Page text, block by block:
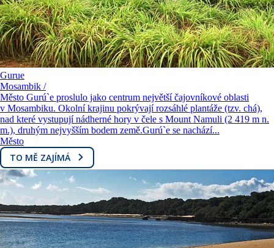
Gurue
Mosambik /
Město Gurú`e proslulo jako centrum největší čajovníkové oblasti
v Mosambiku. Okolní krajinu pokrývají rozsáhlé plantáže (tzv. chá),
nad které vystupují nádherné hory v čele s Mount Namuli (2 419 m n.
m.), druhým nejvyšším bodem země.Gurú`e se nachází...
Město
TO MĚ ZAJÍMÁ